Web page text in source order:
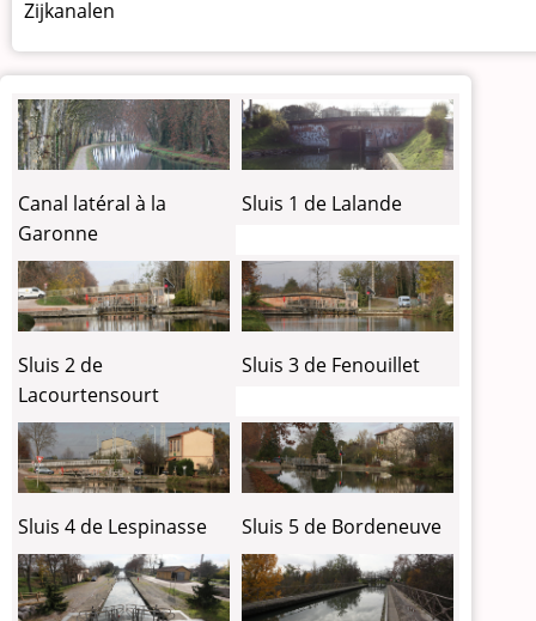
Zijkanalen
Canal latéral à la
Garonne
Sluis 1 de Lalande
Sluis 2 de
Lacourtensourt
Sluis 3 de Fenouillet
Sluis 4 de Lespinasse Sluis 5 de Bordeneuve